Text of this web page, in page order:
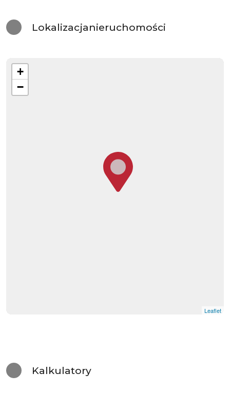
Lokalizacjanieruchomości
+
−
Leaflet
Kalkulatory